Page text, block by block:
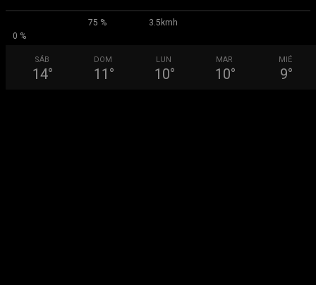
75 %
3.5kmh
0 %
SÁB
14°
DOM
11 °
LUN
10°
MAR
10°
MIÉ
9°